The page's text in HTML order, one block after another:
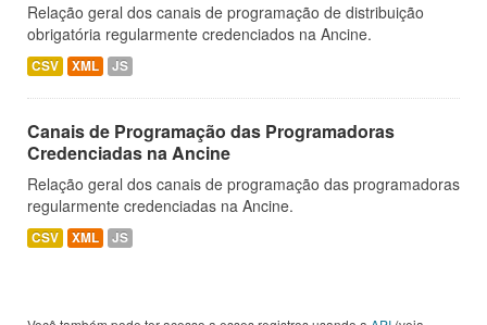
Relação geral dos canais de programação de distribuição
obrigatória regularmente credenciados na Ancine.
CSV XML JS
Canais de Programação das Programadoras
Credenciadas na Ancine
Relação geral dos canais de programação das programadoras
regularmente credenciadas na Ancine.
CSV XML JS